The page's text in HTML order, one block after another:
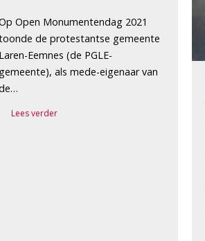
Open Monumentendag 2021
de protestantse gemeente
Laren-Eemnes (de PGLE-
gemeente), als mede-eigenaar van
Lees verder